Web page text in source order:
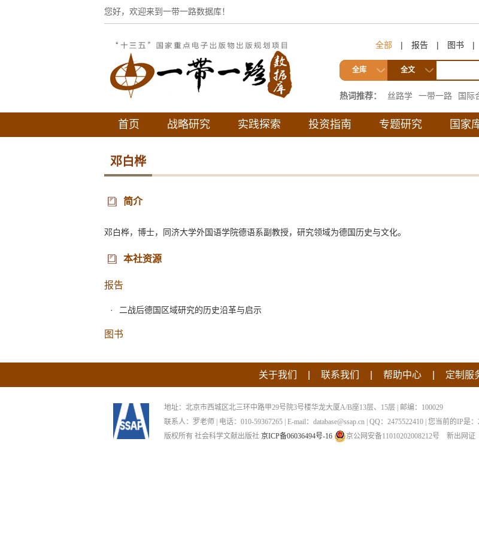
您好，欢迎来到一带一路数据库！
全部 | 报告 | 图书 |
全库 全文
热词推荐： 丝路学 一带一路 国际
互联互通
首页 战略研究 实践探索 投资指南 专题研究 国家
邓白桦
简介
邓白桦，博士，同济大学外国语学院德语系副教授，研究领域为德国历史与文化。
本社资源
报告
二战后德国区域研究的历史沿革与启示
图书
关于我们 联系我们 帮助中心 定制服
地址：北京市西城区北三环中路甲29号院3号楼华龙大厦A/B座13层、15层 | 邮编：100029
联系人：罗老师 | 电话：010-59367265 | E-mail：database@ssap.cn | QQ：2475522410 | 您当前的IP是：
版权所有 社会科学文献出版社 京ICP备06036494号-16 京公网安备11010202008212号 新出网证